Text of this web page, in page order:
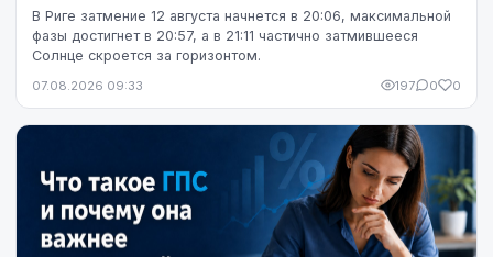
В Риге затмение 12 августа начнется в 20:06, максимальной
фазы достигнет в 20:57, а в 21:11 частично затмившееся
Солнце скроется за горизонтом.
07.08.2026 09:33 197 0 0